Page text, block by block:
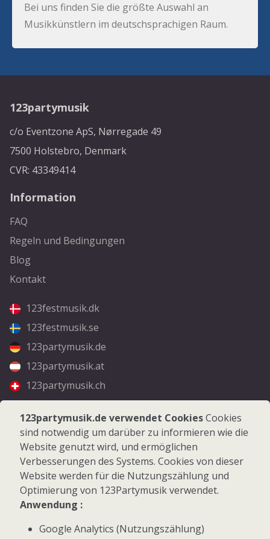
Bei uns finden Sie die größte Auswahl an
Musikkünstlern im deutschsprachigen Raum.
123partymusik
c/o Eventzone ApS, Nørregade 49
7500 Holstebro, Denmark
CVR: 43349414
Information
FAQ
Regeln und Bedingungen
Blog
Kontakt
123festmusik.dk
123festmusik.se
123partymusik.de
123partymusik.at
123partymusik.ch
Folgen Sie uns
Facebook
Instagram
© 2026 123Partymusik.de - Alle Rechte vorbehalten
123partymusik.de verwendet CookiesCookies
sind notwendig um darüber zu informieren wie die
Website genutzt wird, und ermöglichen
Verbesserungen des Systems. Cookies von dieser
Website werden für die Nutzungszählung und
Optimierung von 123Partymusik verwendet.
Anwendung :
Google Analytics (Nutzungszählung)